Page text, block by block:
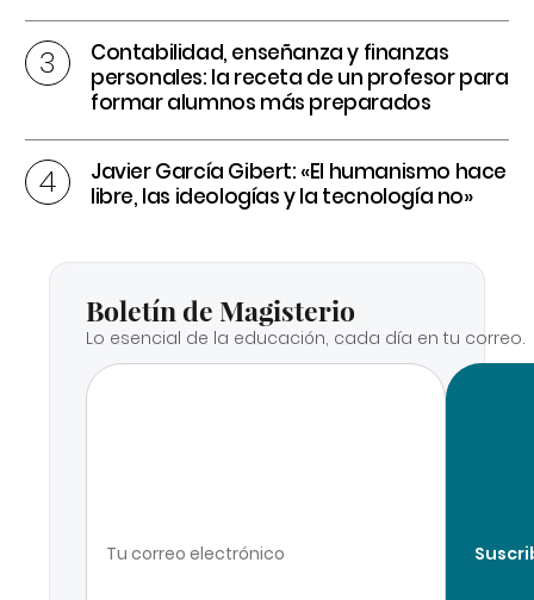
Contabilidad, enseñanza y finanzas
personales: la receta de un profesor para
formar alumnos más preparados
Javier García Gibert: «El humanismo hace
libre, las ideologías y la tecnología no»
Boletín de Magisterio
Lo esencial de la educación, cada día en tu correo.